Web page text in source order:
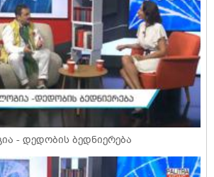
- დედობის ბედნიერება